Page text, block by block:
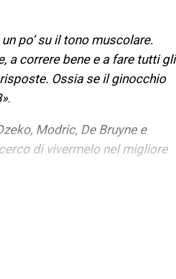
po’ su il tono muscolare.
a correre bene e a fare tutti gli
Ossia se il ginocchio
.
Modric, De Bruyne e
di vivermelo nel migliore
per la propria città e per la